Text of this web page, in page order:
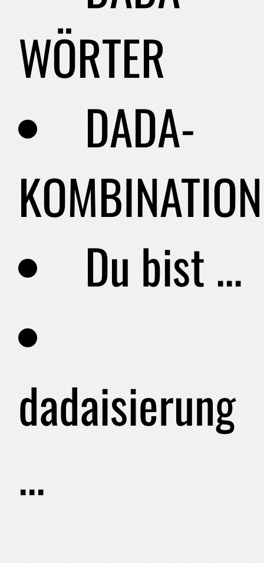
WÖRTER
DADA-
Du bist ...
dadaisierung
...